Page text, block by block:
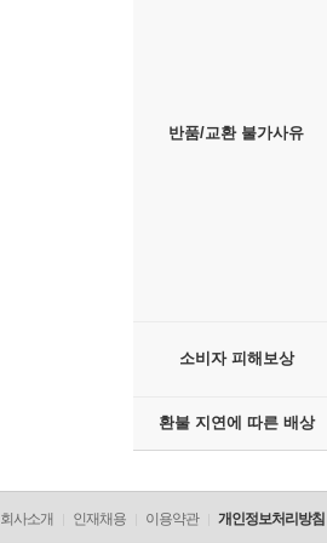
반품/교환 불가사유
소비자 피해보상
환불 지연에 따른 배상
회사소개 인재채용 이용약관 개인정보처리방침